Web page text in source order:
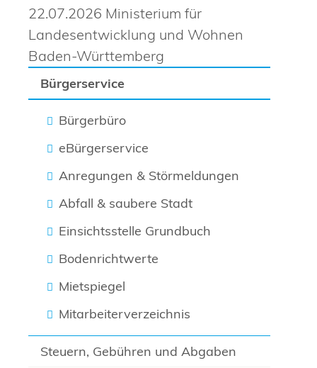
Bürgerservice
Bürgerbüro
eBürgerservice
Anregungen & Störmeldungen
Abfall & saubere Stadt
Einsichtsstelle Grundbuch
Bodenrichtwerte
Mietspiegel
Mitarbeiterverzeichnis
Steuern, Gebühren und Abgaben
22.07.2026 Ministerium für
Landesentwicklung und Wohnen
Baden-Württemberg